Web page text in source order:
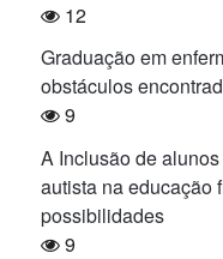
12
Graduação em
obstáculos
9
A Inclusão de
autista na educação
possibilidades
9